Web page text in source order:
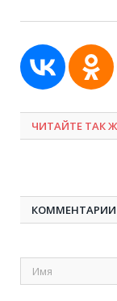
ЧИТАЙТЕ ТАК
КОММЕНТАРИИ